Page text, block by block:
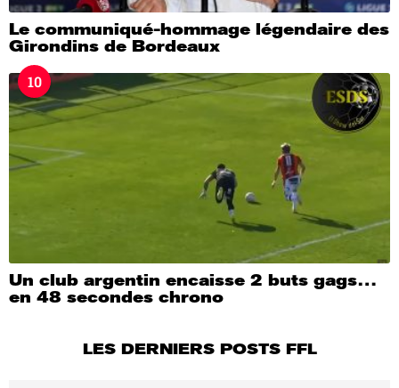
Le communiqué-hommage légendaire des
Girondins de Bordeaux
10
Un club argentin encaisse 2 buts gags…
en 48 secondes chrono
LES DERNIERS POSTS FFL